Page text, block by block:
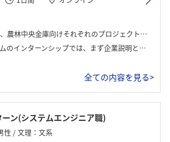
中央金庫向けそれぞれのプロジェクトをチームで行う。
した。金融システムの開発において重要な基礎知識を学んだうえで、グループワークに取り組みました。ワークでは、実際の顧客ニーズを想定しながら、QCD（品質・コスト・納期）のバランスを考慮してシステムの要件定義・設計を行いました。最終的にチームごとに結論をまとめ、発表と企業側からのフィードバック・解説を受けることで、実務に近い経験を得ることができました。
全ての内容を見る>
ーン(システムエンジニア職)
性 / 文理：文系